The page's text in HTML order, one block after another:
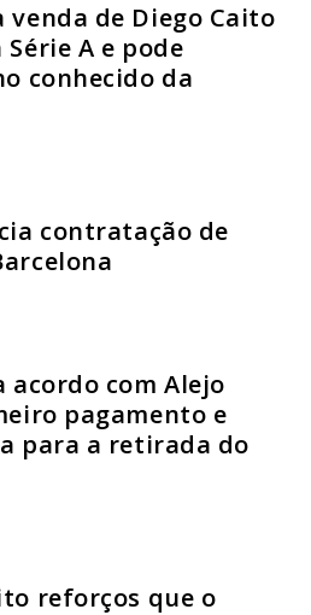
venda de Diego Caito
A e pode
conhecido da
contratação de
com Alejo
pagamento e
para a retirada do
reforços que o